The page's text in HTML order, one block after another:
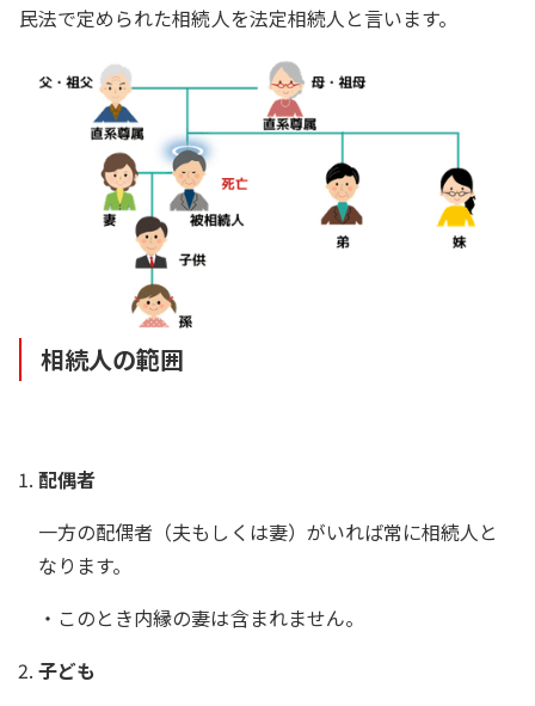
民法で定められた相続人を法定相続人と言います。
相続人の範囲
配偶者
一方の配偶者（夫もしくは妻）がいれば常に相続人と
なります。
・このとき内縁の妻は含まれません。
子ども